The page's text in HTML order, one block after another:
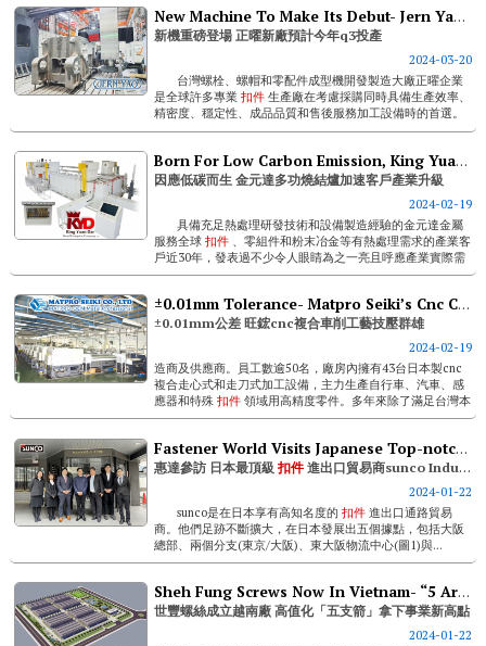
New Machine To Make Its Debut- Jern Yao's New Plant Expected To Start Production In Q3 This Year
新機重磅登場 正曜新廠預計今年q3投產
2024-03-20
台灣螺栓、螺帽和零配件成型機開發製造大廠正曜企業
是全球許多專業 扣件生產廠在考慮採購同時具備生產效率、
精密度、穩定性、成品品質和售後服務加工設備時的首選。
平均上百台的年產能，為...
Born For Low Carbon Emission, King Yuan Dar Multifunctional Sintering Furnace Accelerates Customers’ Industrial Upgrade
因應低碳而生 金元達多功燒結爐加速客戶產業升級
2024-02-19
具備充足熱處理研發技術和設備製造經驗的金元達金屬
服務全球 扣件 、零組件和粉末冶金等有熱處理需求的產業客
戶近30年，發表過不少令人眼睛為之一亮且呼應產業實際需
求的創新產品，包括ai連續...
±0.01mm Tolerance- Matpro Seiki’s Cnc Composite Turning Technology Outshines Industry Peers
±0.01mm公差 旺鋐cnc複合車削工藝技壓群雄
2024-02-19
造商及供應商。員工數逾50名，廠房內擁有43台日本製cnc
複合走心式和走刀式加工設備，主力生產自行車、汽車、感
應器和特殊 扣件領域用高精度零件。多年來除了滿足台灣本
地市場的客戶需求外，服務觸角也延伸至美國、歐洲和日本
Fastener World Visits Japanese Top-notch Fastener Importer & Exporter Sunco Industries. Interview With President & Ceo Yoshihide Okuyama
惠達參訪 日本最頂級扣件進出口貿易商sunco Industries 專訪社長 奧山淑英先生
2024-01-22
sunco是在日本享有高知名度的 扣件進出口通路貿易
商。他們足跡不斷擴大，在日本發展出五個據點，包括大阪
總部、兩個分支(東京/大阪)、東大阪物流中心(圖1)與...
Sheh Fung Screws Now In Vietnam- “5 Arrows” Targeting New Heights Via High Value-adds
世豐螺絲成立越南廠 高值化「五支箭」拿下事業新高點
2024-01-22